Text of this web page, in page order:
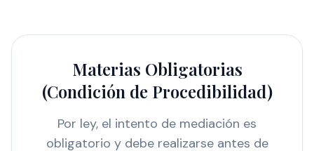
Materias Obligatorias
(Condición de Procedibilidad)
Por ley, el intento de mediación es
obligatorio y debe realizarse antes de